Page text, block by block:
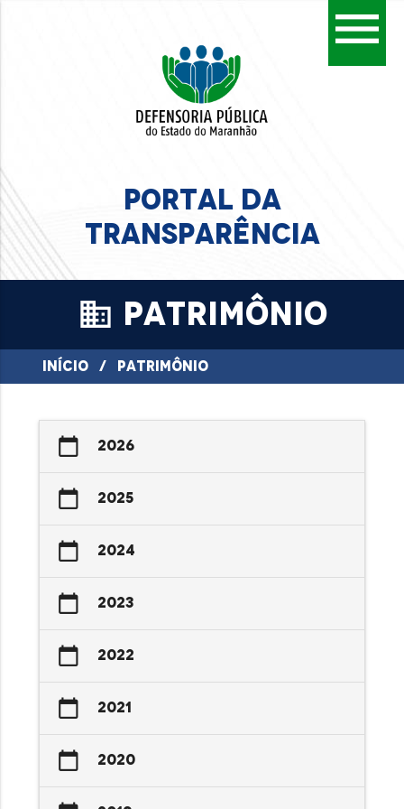
menu
PORTAL DA
TRANSPARÊNCIA
business PATRIMÔNIO
INÍCIO / PATRIMÔNIO
calendar_today 2026
calendar_today 2025
calendar_today 2024
calendar_today 2023
calendar_today 2022
calendar_today 2021
calendar_today 2020